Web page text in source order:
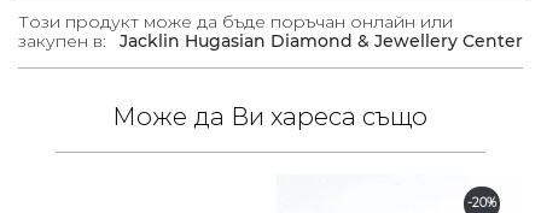
Този продукт може да бъде поръчан онлайн или
закупен в:
Jacklin Hugasian Diamond & Jewellery Center
Може да Ви хареса също
-20%